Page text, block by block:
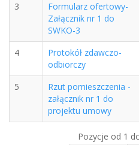
3
Formularz ofertowy-
Załącznik nr 1 do
SWKO-3
4
Protokół zdawczo-
odbiorczy
5
Rzut pomieszczenia -
załącznik nr 1 do
projektu umowy
Pozycje od 1